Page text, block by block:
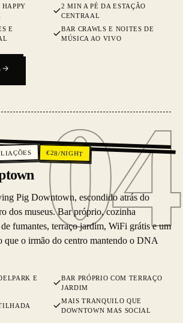
HAPPY
2 MIN A PÉ DA ESTAÇÃO
CENTRAAL
E
BAR CRAWLS E NOITES DE
MÚSICA AO VIVO
04
04
€28/NIGHT
Pig Downtown, escondido atrás do
dos museus. Bar próprio, cozinha
fumantes, terraço jardim, WiFi grátis e um
que o irmão do centro mantendo o DNA
E
BAR PRÓPRIO COM TERRAÇO
JARDIM
MAIS TRANQUILO QUE
DOWNTOWN MAS SOCIAL